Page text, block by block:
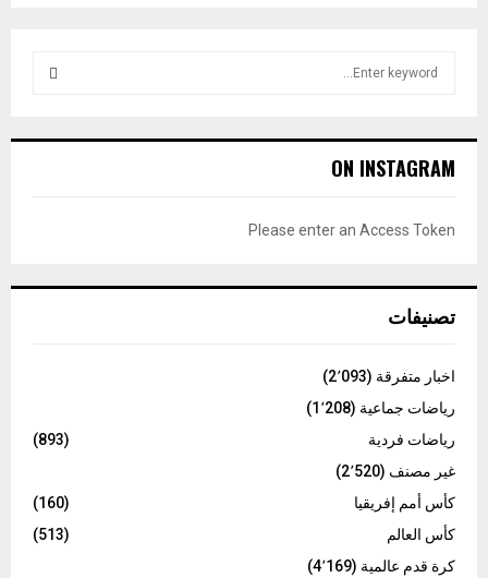
h
C
ON INSTAGRAM
Please enter an Access Token
تصنيفات
اخبار متفرقة (2٬093)
رياضات جماعية (1٬208)
رياضات فردية
(893)
غير مصنف (2٬520)
كأس أمم إفريقيا
(160)
كأس العالم
(513)
كرة قدم عالمية (4٬169)